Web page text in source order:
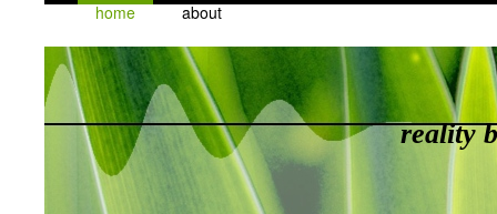
home about
reality